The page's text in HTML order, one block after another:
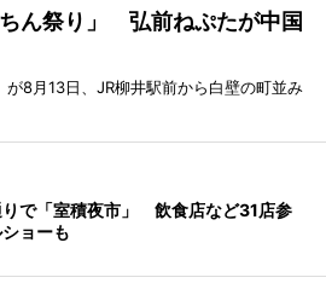
ん祭り」 弘前ねぷたが中国
が8月13日、JR柳井駅前から白壁の町並み
りで「室積夜市」 飲食店など31店参
ョーも